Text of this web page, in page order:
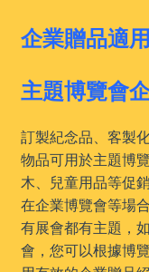
企業贈品適
主題博覽會
訂製紀念品、客製
物品可用於主題博
木、兒童用品等促
在企業博覽會等場
有展會都有主題，
會，您可以根據博